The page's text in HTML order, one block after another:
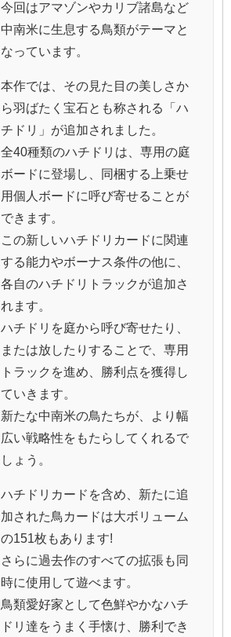
今回はアマゾンやカリブ諸島など
中南米に生息する鳥類がテーマと
なっています。
本作では、その見た目の美しさか
ら羽ばたく宝石とも称される「ハ
チドリ」が追加されました。
全40種類のハチドリは、専用の庭
ボードに登場し、同梱する上乗せ
用個人ボードに呼び寄せることが
できます。
この新しいハチドリカードに関連
する能力やボーナス条件の他に、
各自のハチドリトラックが追加さ
れます。
ハチドリを庭から呼び寄せたり、
または放したりすることで、専用
トラックを進め、勝利点を獲得し
ていきます。
新たな中南米の鳥たちが、より幅
広い戦略性をもたらしてくれるで
しょう。
ハチドリカードを含め、新たに追
加された鳥カードは大ボリューム
の151枚もあります!
さらに過去作のすべての拡張も同
時に使用して遊べます。
鳥類愛好家として色鮮やかなハチ
ドリ達をうまく手懐け、勝利でき